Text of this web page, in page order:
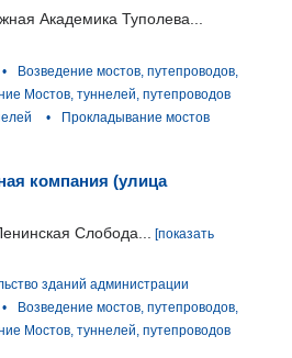
Академика Туполева...
•
Возведение мостов, путепроводов,
Мостов, туннелей, путепроводов
•
Прокладывание мостов
компания (улица
Слобода...
[показать
зданий администрации
•
Возведение мостов, путепроводов,
Мостов, туннелей, путепроводов